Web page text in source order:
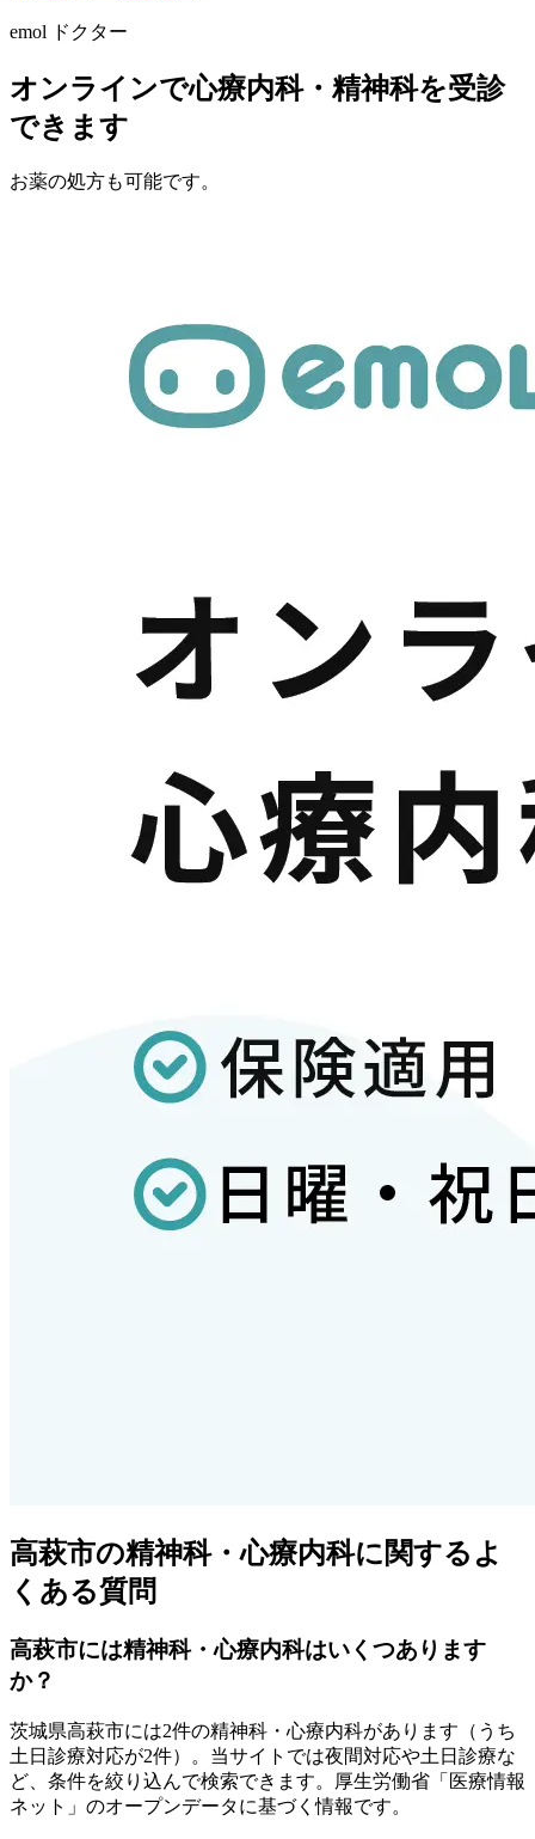
emol ドクター
オンラインで心療内科・精神科を受診
できます
お薬の処方も可能です。
高萩市の精神科・心療内科に関するよ
くある質問
高萩市には精神科・心療内科はいくつあります
か？
茨城県高萩市には2件の精神科・心療内科があります （うち
土日診療対応が2件）
。当サイトでは夜間対応や土日診療な
ど、条件を絞り込んで検索できます。厚生労働省「医療情報
ネット」のオープンデータに基づく情報です。